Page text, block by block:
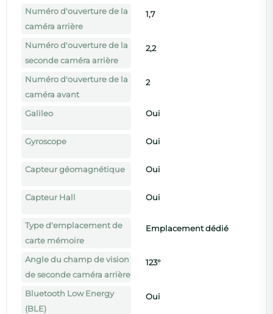
Numéro d'ouverture de la
caméra arrière
1,7
Numéro d'ouverture de la
seconde caméra arrière
2,2
Numéro d'ouverture de la
caméra avant
2
Galileo Oui
Gyroscope Oui
Capteur géomagnétique Oui
Capteur Hall Oui
Type d'emplacement de
carte mémoire
Emplacement dédié
Angle du champ de vision
de seconde caméra arrière
123°
Bluetooth Low Energy
(BLE)
Oui